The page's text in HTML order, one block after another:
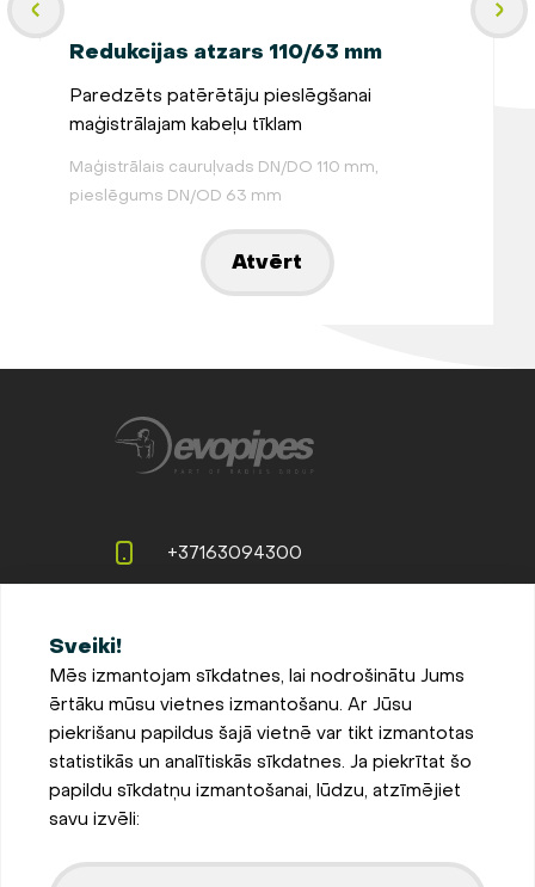
Redukcijas atzars 110/63 mm
Paredzēts patērētāju pieslēgšanai
maģistrālajam kabeļu tīklam
Maģistrālais cauruļvads DN/DO 110 mm,
pieslēgums DN/OD 63 mm
Atvērt
Sveiki!
Mēs izmantojam sīkdatnes, lai nodrošinātu Jums
ērtāku mūsu vietnes izmantošanu. Ar Jūsu
piekrišanu papildus šajā vietnē var tikt izmantotas
statistikās un analītiskās sīkdatnes. Ja piekrītat šo
papildu sīkdatņu izmantošanai, lūdzu, atzīmējiet
savu izvēli:
+37163094300
LV-3002, Latvija
Pieteikties jaunumiem
Sīkdatņu iestatījumi
Privātuma un sīkdatņu